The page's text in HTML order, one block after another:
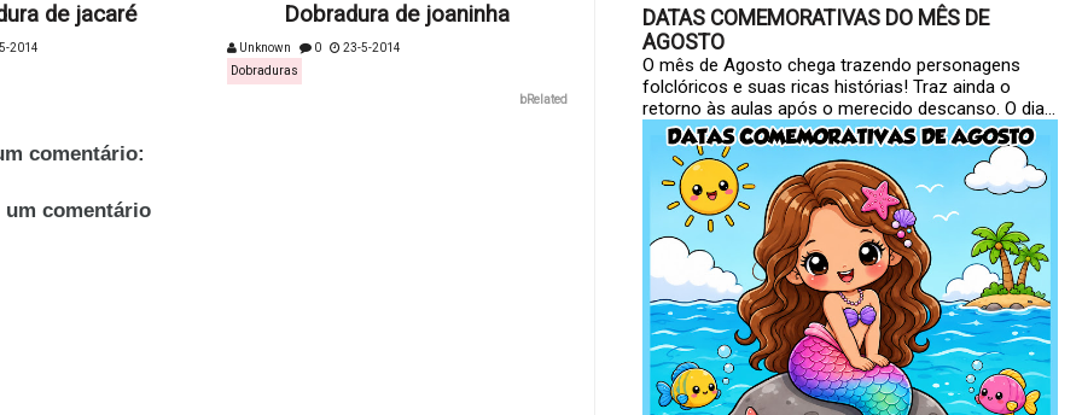
de jacaré
2014
Dobradura de joaninha
Unknown 0
23-5-2014
Dobraduras
bRelated
comentário:
um comentário
DATAS COMEMORATIVAS DO MÊS DE
AGOSTO
O mês de Agosto chega trazendo personagens
folclóricos e suas ricas histórias! Traz ainda o
retorno às aulas após o merecido descanso. O dia...